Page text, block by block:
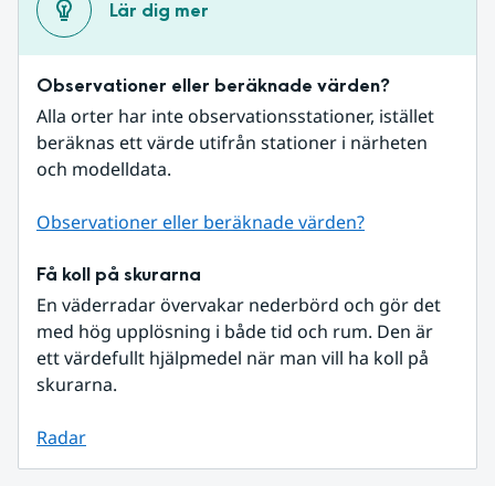
Lär dig mer
Observationer eller beräknade värden?
Alla orter har inte observationsstationer, istället
beräknas ett värde utifrån stationer i närheten
och modelldata.
Observationer eller beräknade värden?
Få koll på skurarna
En väderradar övervakar nederbörd och gör det
med hög upplösning i både tid och rum. Den är
ett värdefullt hjälpmedel när man vill ha koll på
skurarna.
Radar